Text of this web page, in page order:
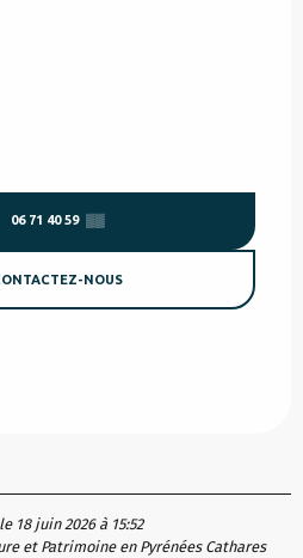
06 71 40 59 ▒▒
NOUS
18 juin 2026 à 15:52
et Patrimoine en Pyrénées Cathares